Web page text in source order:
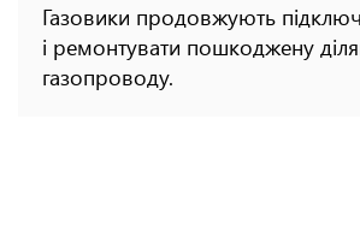
Газовики продовжують
і ремонтувати пошкоджену
газопроводу.